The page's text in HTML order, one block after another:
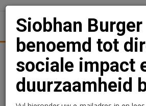
Juridisch | Fiscaal
Siobhan Burger
Siobhan Burger
benoemd tot
sociale impact
duurzaamheid